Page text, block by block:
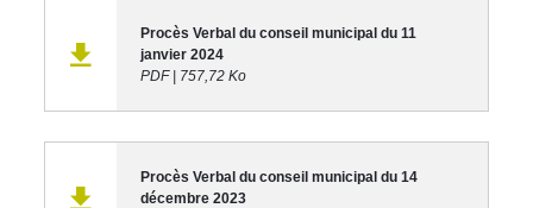
Procès Verbal du conseil municipal du 11
janvier 2024
PDF| 757,72 Ko
Procès Verbal du conseil municipal du 14
décembre 2023